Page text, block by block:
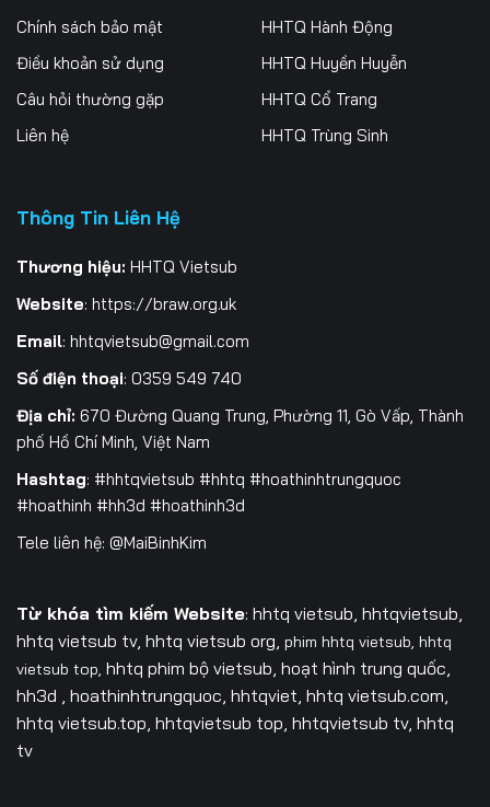
Chính sách bảo mật
Điều khoản sử dụng
Câu hỏi thường gặp
Liên hệ
HHTQ Hành Động
HHTQ Huyền Huyễn
HHTQ Cổ Trang
HHTQ Trùng Sinh
Thông Tin Liên Hệ
Thương hiệu: HHTQ Vietsub
Website: https://braw.org.uk
Email: hhtqvietsub@gmail.com
Số điện thoại: 0359 549 740
Địa chỉ: 670 Đường Quang Trung, Phường 11, Gò Vấp, Thành
phố Hồ Chí Minh, Việt Nam
Hashtag: #hhtqvietsub #hhtq #hoathinhtrungquoc
#hoathinh #hh3d #hoathinh3d
Tele liên hệ: @MaiBinhKim
Từ khóa tìm kiếm Website: hhtq vietsub, hhtqvietsub,
hhtq vietsub tv, hhtq vietsub org, phim hhtq vietsub, hhtq
vietsub top, hhtq phim bộ vietsub, hoạt hình trung quốc,
hh3d , hoathinhtrungquoc, hhtqviet, hhtq vietsub.com,
hhtq vietsub.top, hhtqvietsub top, hhtqvietsub tv, hhtq
tv